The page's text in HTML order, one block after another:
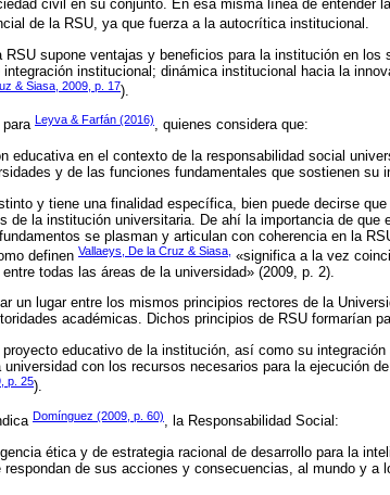
civil en su conjunto. En esa misma línea de entender
de la RSU, ya que fuerza a la autocrítica institucional.
RSU supone ventajas y beneficios para la institución en los
institucional; dinámica institucional hacia la
& Siasa, 2009, p. 17).
para Leyva & Farfán (2016), quienes considera que:
educativa en el contexto de la responsabilidad social
y de las funciones fundamentales que sostienen su
y tiene una finalidad específica, bien puede decirse
de la institución universitaria. De ahí la importancia de que
se plasman y articulan con coherencia en la
definen Vallaeys, De la Cruz & Siasa, «significa a la vez
todas las áreas de la universidad» (2009, p. 2).
un lugar entre los mismos principios rectores de la
académicas. Dichos principios de RSU formarían
educativo de la institución, así como su integración
con los recursos necesarios para la ejecución
p. 25).
Domínguez (2009, p. 60), la Responsabilidad Social:
ética y de estrategia racional de desarrollo para la
de sus acciones y consecuencias, al mundo y a